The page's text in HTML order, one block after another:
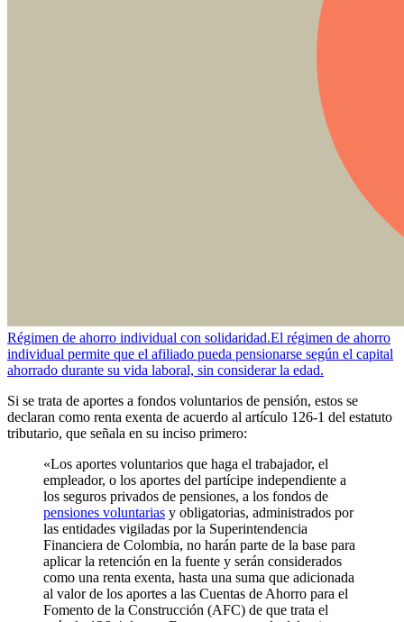
Régimen de ahorro individual con solidaridad.El régimen de ahorro
individual permite que el afiliado pueda pensionarse según el capital
ahorrado durante su vida laboral, sin considerar la edad.
Si se trata de aportes a fondos voluntarios de pensión, estos se
declaran como renta exenta de acuerdo al artículo 126-1 del estatuto
tributario, que señala en su inciso primero:
«Los aportes voluntarios que haga el trabajador, el
empleador, o los aportes del partícipe independiente a
los seguros privados de pensiones, a los fondos de
pensiones voluntarias y obligatorias, administrados por
las entidades vigiladas por la Superintendencia
Financiera de Colombia, no harán parte de la base para
aplicar la retención en la fuente y serán considerados
como una renta exenta, hasta una suma que adicionada
al valor de los aportes a las Cuentas de Ahorro para el
Fomento de la Construcción (AFC) de que trata el